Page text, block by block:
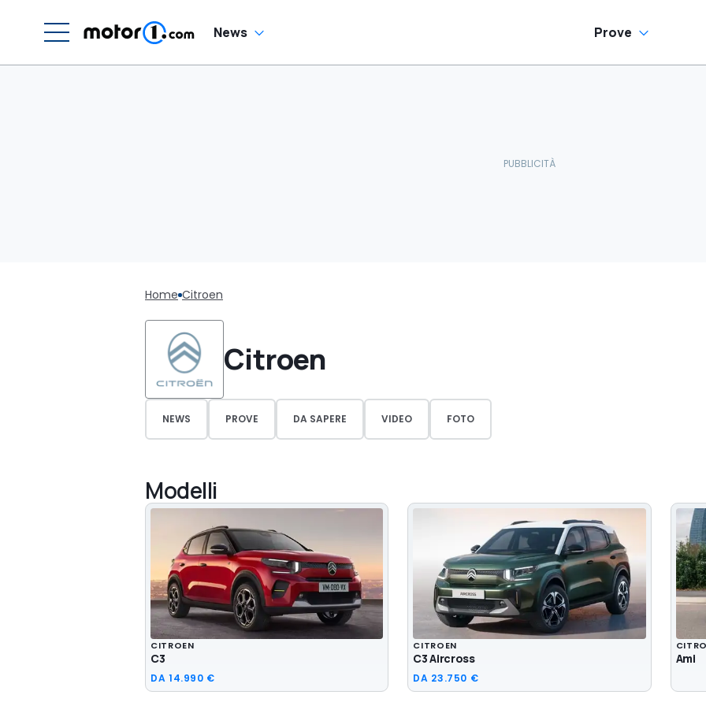
News Prove
Home Citroen
Citroen
NEWS PROVE DA SAPERE VIDEO FOTO
Modelli
CITROEN
C3
DA 14.990 €
CITROEN
C3 Aircross
DA 23.750 €
Ami